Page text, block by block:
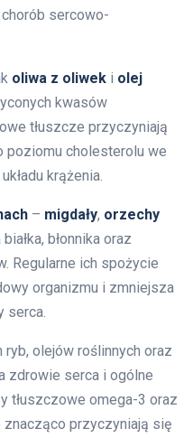
sercowo-
oliwa z oliwek i olej
kwasów
tłuszcze przyczyniają
poziomu cholesterolu we
krążenia.
– migdały, orzechy
błonnika oraz
Regularne ich spożycie
organizmu i zmniejsza
serca.
olejów roślinnych oraz
zdrowie serca i ogólne
tłuszczowe omega-3 oraz
przyczyniają się